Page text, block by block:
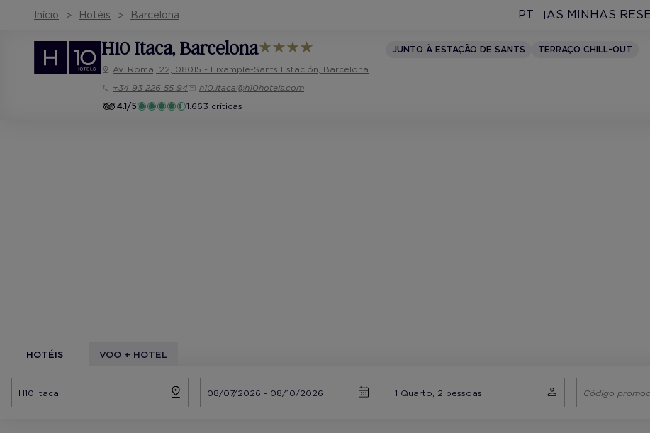
Início Hotéis Barcelona PT AS MINHAS
H10 Itaca, Barcelona JUNTO À ESTAÇÃO DE SANTS
TERRAÇO CHILL-OUT
Av. Roma, 22, 08015 - Eixample-Sants Estación, Barcelona
+34 93 226 55 94
h10.itaca@h10hotels.com
4.1/5
1.663 críticas
HOTÉIS VOO + HOTEL